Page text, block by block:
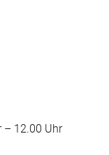
– 12.00 Uhr